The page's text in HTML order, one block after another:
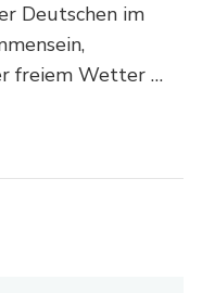
Deutschen im
freiem Wetter …